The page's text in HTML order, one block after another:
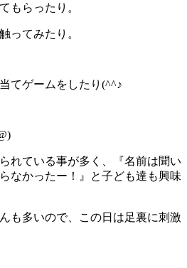
もらったり。
ってみたり。
てゲームをしたり(^^♪
れている事が多く、『名前は聞い
なかったー！』と子ども達も興味
も多いので、この日は足裏に刺激